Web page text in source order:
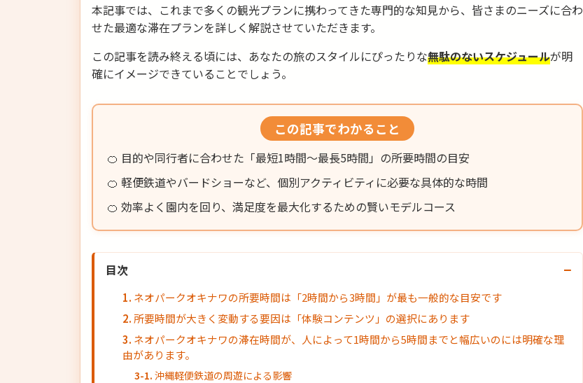
本記事では、これまで多くの観光プランに携わってきた専門的な知見から、皆さまのニーズに合わ
せた最適な滞在プランを詳しく解説させていただきます。
この記事を読み終える頃には、あなたの旅のスタイルにぴったりな無駄のないスケジュールが明
確にイメージできていることでしょう。
この記事でわかること
🍊 目的や同行者に合わせた「最短1時間〜最長5時間」の所要時間の目安
🍊 軽便鉄道やバードショーなど、個別アクティビティに必要な具体的な時間
🍊 効率よく園内を回り、満足度を最大化するための賢いモデルコース
目次 −
ネオパークオキナワの所要時間は「2時間から3時間」が最も一般的な目安です
所要時間が大きく変動する要因は「体験コンテンツ」の選択にあります
ネオパークオキナワの滞在時間が、人によって1時間から5時間までと幅広いのには明確な理
由があります。
沖縄軽便鉄道の周遊による影響